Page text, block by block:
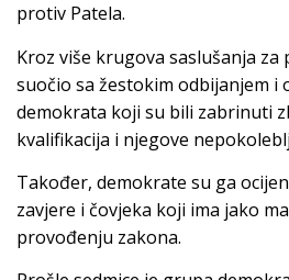
protiv Patela.
Kroz više krugova saslušanja za
suočio sa žestokim odbijanjem i
demokrata koji su bili zabrinuti
kvalifikacija i njegove
Također, demokrate su ga
zavjere i čovjeka koji ima jako
provođenju zakona.